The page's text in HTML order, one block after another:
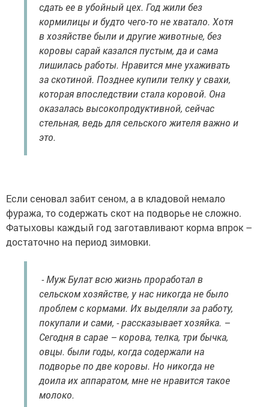
сдать ее в убойный цех. Год жили без
кормилицы и будто чего-то не хватало. Хотя
в хозяйстве были и другие животные, без
коровы сарай казался пустым, да и сама
лишилась работы. Нравится мне ухаживать
за скотиной. Позднее купили телку у свахи,
которая впоследствии стала коровой. Она
оказалась высокопродуктивной, сейчас
стельная, ведь для сельского жителя важно и
это.
Если сеновал забит сеном, а в кладовой немало
фуража, то содержать скот на подворье не сложно.
Фатыховы каждый год заготавливают корма впрок –
достаточно на период зимовки.
- Муж Булат всю жизнь проработал в
сельском хозяйстве, у нас никогда не было
проблем с кормами. Их выделяли за работу,
покупали и сами, - рассказывает хозяйка. –
Сегодня в сарае – корова, телка, три бычка,
овцы. были годы, когда содержали на
подворье по две коровы. Но никогда не
доила их аппаратом, мне не нравится такое
молоко.